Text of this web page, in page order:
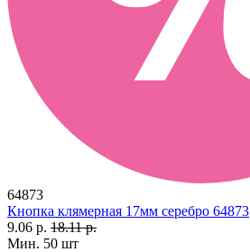
64873
Кнопка клямерная 17мм серебро 64873
9.06 р. 18.11 р.
Мин. 50 шт